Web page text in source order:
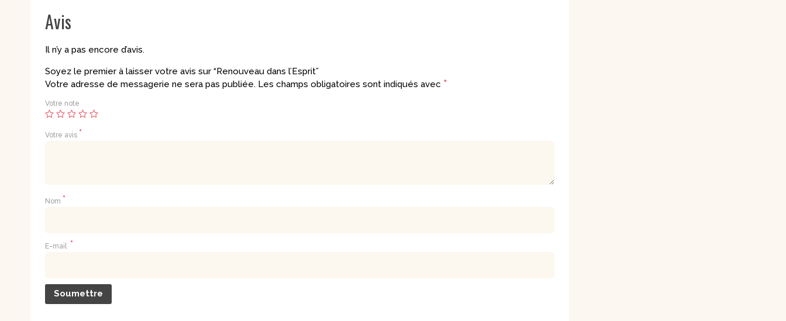
Avis
Il n’y a pas encore d’avis.
Soyez le premier à laisser votre avis sur “Renouveau dans l’Esprit”
Votre adresse de messagerie ne sera pas publiée. Les champs obligatoires sont indiqués avec *
Votre note
Votre avis *
Nom *
E-mail *